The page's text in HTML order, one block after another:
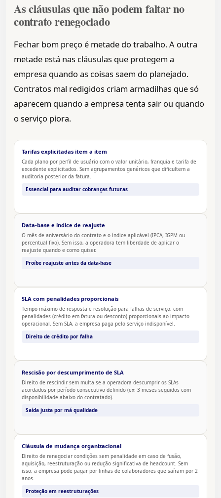
As cláusulas que não podem faltar no
contrato renegociado
Fechar bom preço é metade do trabalho. A outra
metade está nas cláusulas que protegem a
empresa quando as coisas saem do planejado.
Contratos mal redigidos criam armadilhas que só
aparecem quando a empresa tenta sair ou quando
o serviço piora.
Tarifas explicitadas item a item
Cada plano por perfil de usuário com o valor unitário, franquia e tarifa de
excedente explicitados. Sem agrupamentos genéricos que dificultem a
auditoria posterior da fatura.
Essencial para auditar cobranças futuras
Data-base e índice de reajuste
O mês de aniversário do contrato e o índice aplicável (IPCA, IGPM ou
percentual fixo). Sem isso, a operadora tem liberdade de aplicar o
reajuste quando e como quiser.
Proíbe reajuste antes da data-base
SLA com penalidades proporcionais
Tempo máximo de resposta e resolução para falhas de serviço, com
penalidades (crédito em fatura ou desconto) proporcionais ao impacto
operacional. Sem SLA, a empresa paga pelo serviço indisponível.
Direito de crédito por falha
Rescisão por descumprimento de SLA
Direito de rescindir sem multa se a operadora descumprir os SLAs
acordados por período consecutivo definido (ex: 3 meses seguidos com
disponibilidade abaixo do contratado).
Saída justa por má qualidade
Cláusula de mudança organizacional
Direito de renegociar condições sem penalidade em caso de fusão,
aquisição, reestruturação ou redução significativa de headcount. Sem
isso, a empresa pode pagar por linhas de colaboradores que saíram por 2
anos.
Proteção em reestruturações